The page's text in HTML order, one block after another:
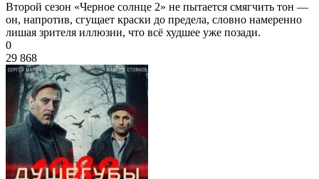
Второй сезон «Черное солнце 2» не пытается смягчить тон —
он, напротив, сгущает краски до предела, словно намеренно
лишая зрителя иллюзии, что всё худшее уже позади.
0
29 868